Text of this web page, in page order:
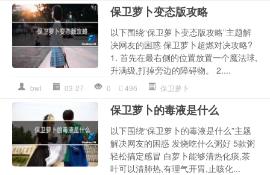
保卫萝卜变态版攻略
以下围绕“保卫萝卜变态版攻略”主题解
决网友的困惑 保卫萝卜超燃对决攻略?
1. 首先在最右侧的位置放置一个魔法球,
升满级,打掉旁边的障碍物。 2....
bwl 03-27 0 496 保卫萝卜
保卫萝卜的毒液是什么
以下围绕“保卫萝卜的毒液是什么”主题
解决网友的困惑 发烧吃什么粥好 5款粥
轻松搞定感冒 白萝卜能够清热化痰,茶
叶可以清肺热,有理气开胃,止咳化...